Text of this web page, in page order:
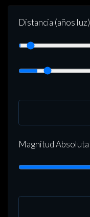
Distancia (años luz)
Magnitud Absoluta